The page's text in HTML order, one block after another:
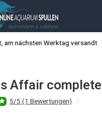
am nächsten Werktag versandt
Affair
5/5 (1 Bewertungen)